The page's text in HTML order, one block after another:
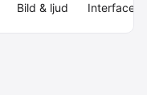
Bild & ljud Interface